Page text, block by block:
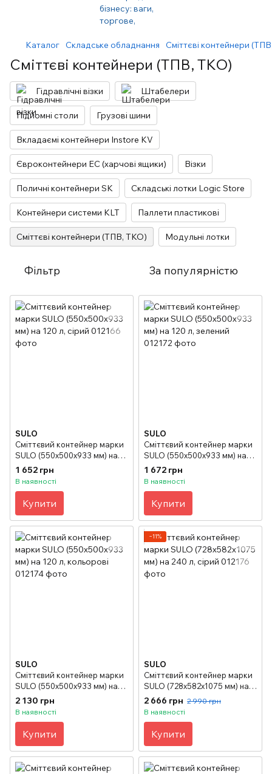
Каталог Складське обладнання Сміттєві контейнери
Сміттєві контейнери (ТПВ, ТКО)
Гідравлічні візки Штабелери
Підйомні столи Грузові шини
Вкладаємі контейнери Instore KV
Євроконтейнери EC (харчові ящики) Візки
Поличні контейнери SK Складські лотки Logic Store
Контейнери системи KLT Паллети пластикові
Сміттєві контейнери (ТПВ, ТКО) Модульні лотки
Фільтр За популярністю
SULO
Сміттєвий контейнер марки
SULO (550x500х933 мм) на
120 л, сірий
1 652 грн
В наявності
Купити
SULO
Сміттєвий контейнер марки
SULO (550x500х933 мм) на
120 л, зелений
1 672 грн
В наявності
Купити
SULO
Сміттєвий контейнер марки
SULO (550x500х933 мм) на
120 л, кольорові
2 130 грн
В наявності
Купити
−11%
SULO
Сміттєвий контейнер марки
SULO (728x582х1075 мм) на
240 л, сірий
2 666 грн 2 990 грн
В наявності
Купити